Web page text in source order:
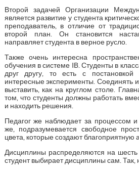
Второй задачей Организации
является развитие у студента
преподаватель, в отличие от
второй план. Он становится
направляет студента в верное русло.
Также очень интересна
обучения в системе IB. Студенты в
друг другу, то есть с
интересные эксперименты. Соединять
выставить, как на круглом столе.
том, что студенты должны работать
и находить решения.
Педагог же наблюдает за процессом
же, подразумевается свободное
цвета, которые создают благоприятную
Дисциплины распределяются на шесть
студент выбирает дисциплины сам. Так,